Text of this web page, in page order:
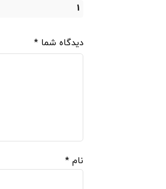
1
دیدگاه شما *
نام *